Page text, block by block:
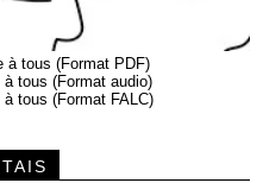
à tous (Format PDF)
à tous (Format audio)
à tous (Format FALC)